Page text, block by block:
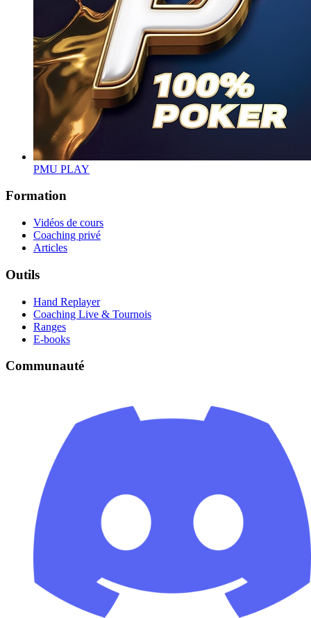
PMU PLAY
Formation
Vidéos de cours
Coaching privé
Articles
Outils
Hand Replayer
Coaching Live & Tournois
Ranges
E-books
Communauté